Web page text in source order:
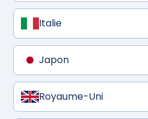
Italie
Japon
Royaume-Uni